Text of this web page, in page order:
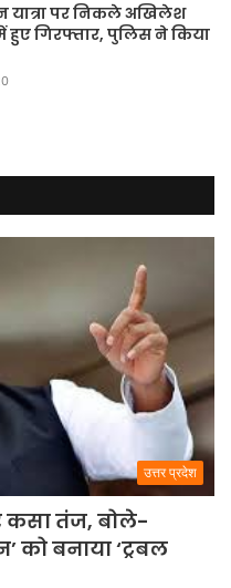
पर निकले अखिलेश
गिरफ्तार, पुलिस ने किया
उत्तर प्रदेश
कसा तंज, बोले-
बनाया ‘ट्रबल